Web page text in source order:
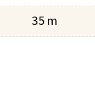
35 m